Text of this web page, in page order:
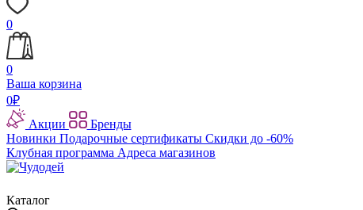
0
0
Ваша корзина
0₽
Акции
Бренды
Новинки Подарочные сертификаты Скидки до -60%
Клубная программа Адреса магазинов
Каталог